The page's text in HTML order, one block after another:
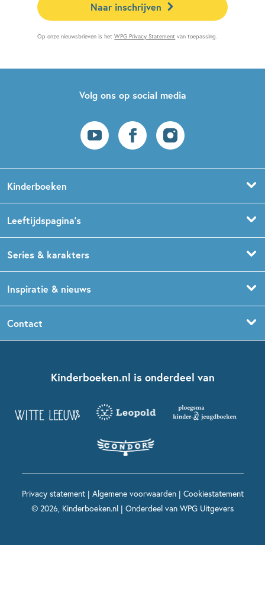
Naar inschrijven
Op onze nieuwsbrieven is hetWPG Privacy Statement van toepassing.
Volg ons op social media
Kinderboeken
Prentenboeken
Babyboeken
Sprookjesboeken
Kinderboeken diversiteit
Grappige kinderboeken
Spannende kinderboeken
Leeftijdspagina’s
Boekentips 1,5 - 3 jaar
Boekentips 5 - 7 jaar
Boekentips 12+ jaar
Voor volwassenen
Series & karakters
Dog Man
Spekkie en Sproet
Maxi & Helium
Inspiratie & nieuws
Kinderjury
Voor het onderwijs
Contact
Kinderboeken.nl is onderdeel van
Privacy statement| Algemene voorwaarden| Cookiestatement
© 2026, Kinderboeken.nl | Onderdeel van WPG Uitgevers